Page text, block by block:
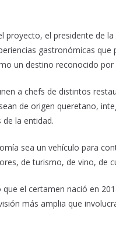
proyecto, el presidente de
gastronómicas
un destino reconocido por
a chefs de distintos
de origen queretano,
la entidad.
sea un vehículo para
de turismo, de vino, de
el certamen nació en
más amplia que